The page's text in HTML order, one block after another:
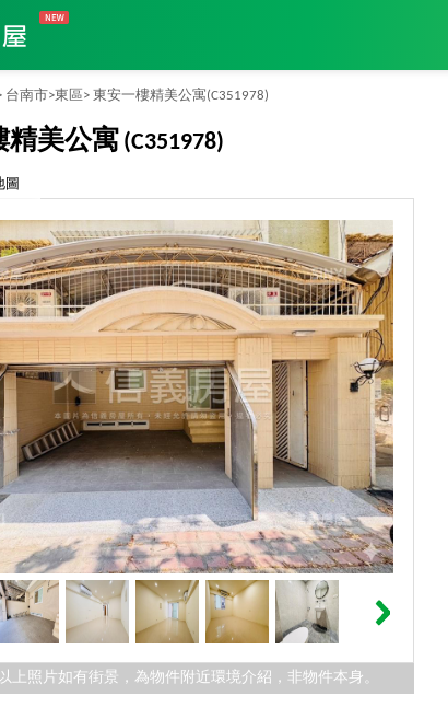
台南市>東區> 東安一樓精美公寓(C351978)
精美公寓 (C351978)
圖
上照片如有街景，為物件附近環境介紹，非物件本身。